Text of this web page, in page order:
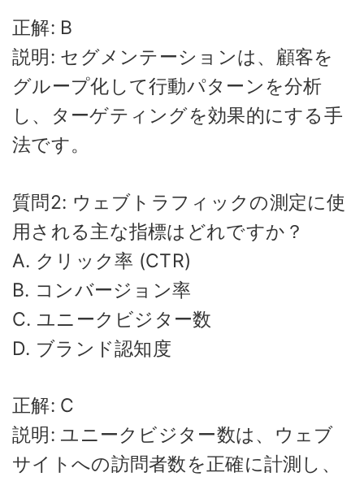
正解: B
説明: セグメンテーションは、顧客を
グループ化して行動パターンを分析
し、ターゲティングを効果的にする手
法です。
質問2: ウェブトラフィックの測定に使
用される主な指標はどれですか？
A. クリック率 (CTR)
B. コンバージョン率
C. ユニークビジター数
D. ブランド認知度
正解: C
説明: ユニークビジター数は、ウェブ
サイトへの訪問者数を正確に計測し、